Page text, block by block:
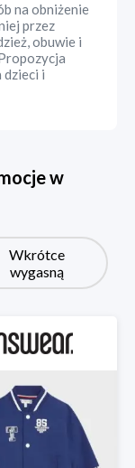
na obniżenie
przez
obuwie i
dzieci i
w
Wkrótce
wygasną